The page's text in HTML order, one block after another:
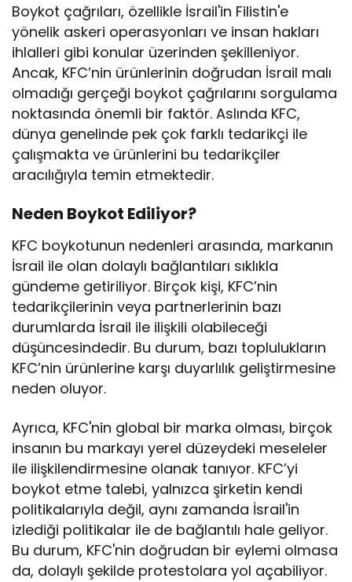
Boykot çağrıları, özellikle İsrail'in Filistin'e
yönelik askeri operasyonları ve insan hakları
ihlalleri gibi konular üzerinden şekilleniyor.
Ancak, KFC’nin ürünlerinin doğrudan İsrail malı
olmadığı gerçeği boykot çağrılarını sorgulama
noktasında önemli bir faktör. Aslında KFC,
dünya genelinde pek çok farklı tedarikçi ile
çalışmakta ve ürünlerini bu tedarikçiler
aracılığıyla temin etmektedir.
Neden Boykot Ediliyor?
KFC boykotunun nedenleri arasında, markanın
İsrail ile olan dolaylı bağlantıları sıklıkla
gündeme getiriliyor. Birçok kişi, KFC’nin
tedarikçilerinin veya partnerlerinin bazı
durumlarda İsrail ile ilişkili olabileceği
düşüncesindedir. Bu durum, bazı toplulukların
KFC’nin ürünlerine karşı duyarlılık geliştirmesine
neden oluyor.
Ayrıca, KFC'nin global bir marka olması, birçok
insanın bu markayı yerel düzeydeki meseleler
ile ilişkilendirmesine olanak tanıyor. KFC’yi
boykot etme talebi, yalnızca şirketin kendi
politikalarıyla değil, aynı zamanda İsrail'in
izlediği politikalar ile de bağlantılı hale geliyor.
Bu durum, KFC'nin doğrudan bir eylemi olmasa
da, dolaylı şekilde protestolara yol açabiliyor.